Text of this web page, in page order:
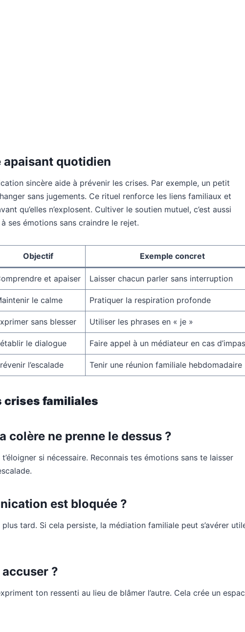
apaisant quotidien
sincère aide à prévenir les crises. Par exemple, un petit
sans jugements. Ce rituel renforce les liens familiaux et
qu’elles n’explosent. Cultiver le soutien mutuel, c’est aussi
ses émotions sans craindre le rejet.
Objectif Exemple concret
et apaiser Laisser chacun parler sans interruption
le calme Pratiquer la respiration profonde
sans blesser Utiliser les phrases en « je »
le dialogue Faire appel à un médiateur en cas
l’escalade Tenir une réunion familiale hebdomadaire
crises familiales
colère ne prenne le dessus ?
si nécessaire. Reconnais tes émotions sans te laisser
est bloquée ?
tard. Si cela persiste, la médiation familiale peut s’avérer
?
ton ressenti au lieu de blâmer l’autre. Cela crée un